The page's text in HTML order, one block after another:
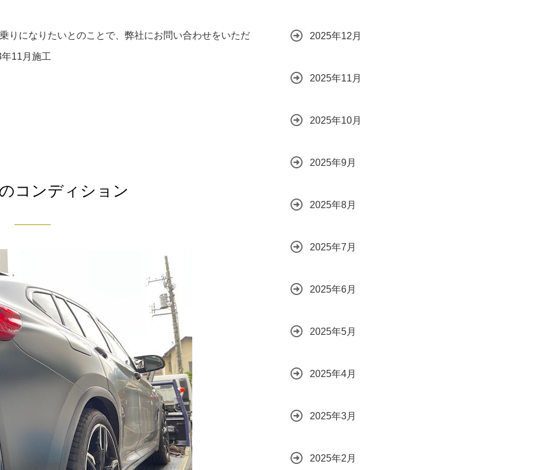
りになりたいとのことで、弊社にお問い合わせをいただ
11月施工
コンディション
2025年12月
2025年11月
2025年10月
2025年9月
2025年8月
2025年7月
2025年6月
2025年5月
2025年4月
2025年3月
2025年2月